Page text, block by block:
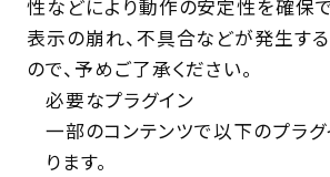
性などにより動作の安定性を確保
表示の崩れ、不具合などが発生す
ので、予めご了承ください。
必要なプラグイン
一部のコンテンツで以下のプラ
ります。